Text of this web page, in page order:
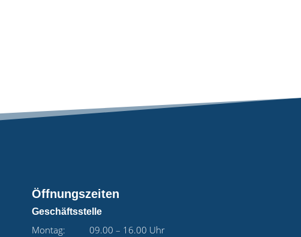
Öffnungszeiten
Geschäftsstelle
Montag: 09.00 – 16.00 Uhr